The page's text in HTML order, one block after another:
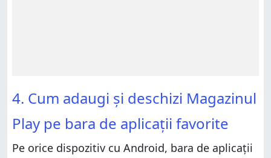
4. Cum adaugi și deschizi Magazinul
Play pe bara de aplicații favorite
Pe orice dispozitiv cu Android, bara de aplicații